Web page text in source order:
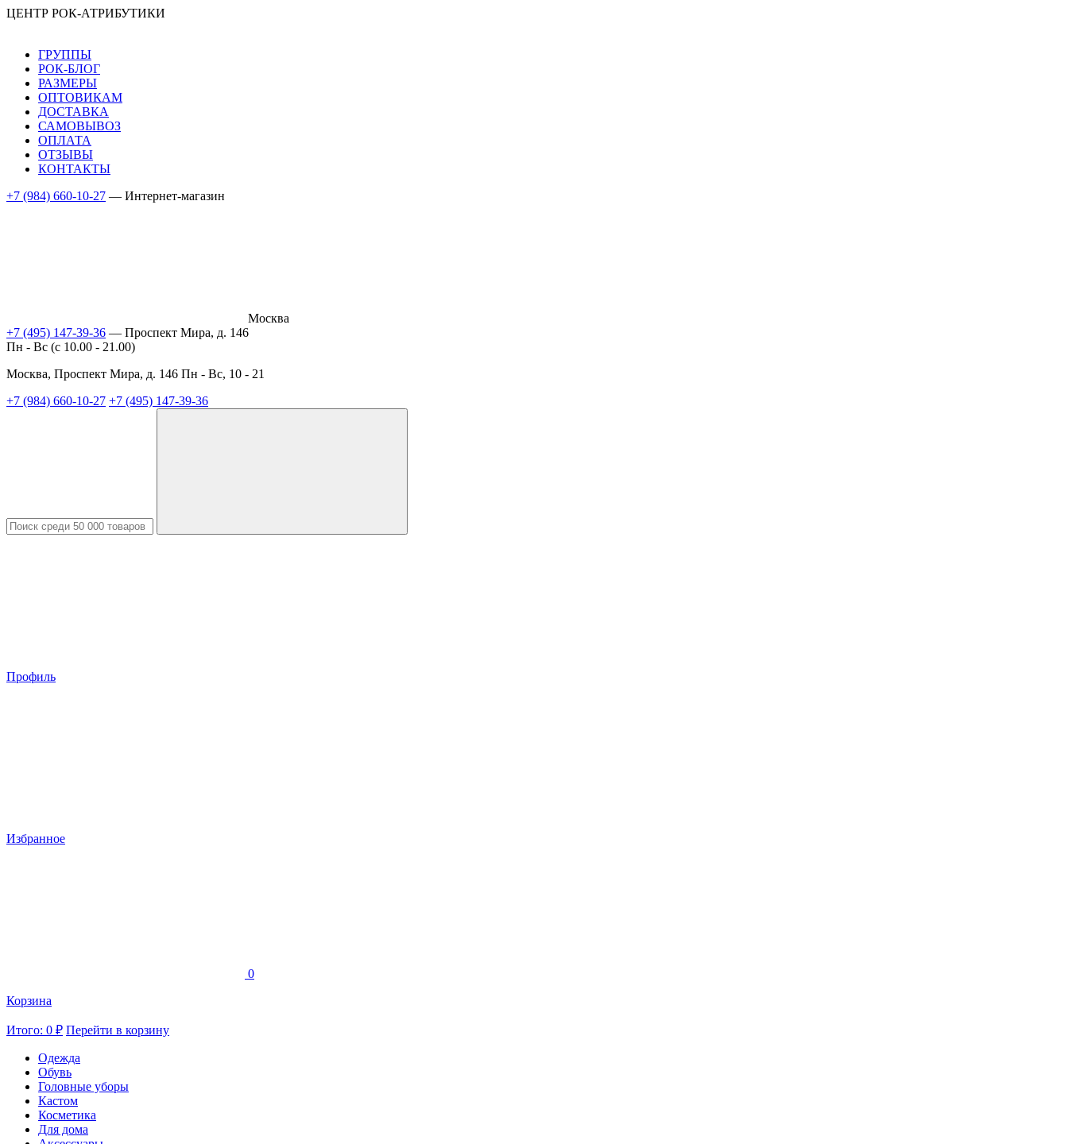
ЦЕНТР РОК-АТРИБУТИКИ
ГРУППЫ
РОК-БЛОГ
РАЗМЕРЫ
ОПТОВИКАМ
ДОСТАВКА
САМОВЫВОЗ
ОПЛАТА
ОТЗЫВЫ
КОНТАКТЫ
+7 (984) 660-10-27 — Интернет-магазин
Москва
+7 (495) 147-39-36 — Проспект Мира, д. 146
Пн - Вс (c 10.00 - 21.00)
Москва, Проспект Мира, д. 146 Пн - Вс, 10 - 21
+7 (984) 660-10-27 +7 (495) 147-39-36
Профиль
Избранное
0
Корзина
Итого: 0 ₽ Перейти в корзину
Одежда
Обувь
Головные уборы
Кастом
Косметика
Для дома